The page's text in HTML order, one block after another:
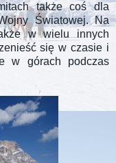
także coś dla
Światowej. Na
w wielu innych
się w czasie i
w górach podczas